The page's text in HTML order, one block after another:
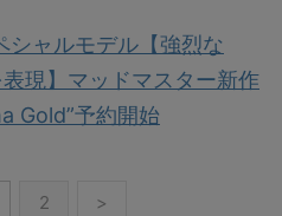
シャルモデル【強烈な
現】マッドマスター新作
Gold”予約開始
2 >